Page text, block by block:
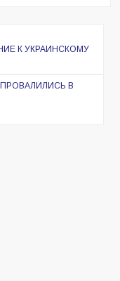
К УКРАИНСКОМУ
В